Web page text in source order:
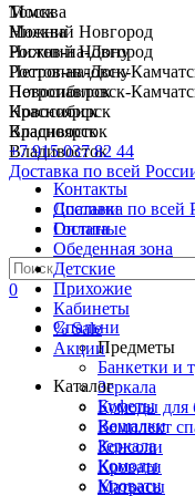
Москва
Нижний Новгород
Ростов-на-Дону
Петропавловск-
Новосибирск
Красноярск
Владивосток
+7 915 037 82 44
Доставка по всей
Спальни
Гостиные
Обеденная зона
Детские
Прихожие
Кабинеты
% Sale
Акции
Каталог
Буфеты
Вешалки
Зеркала
Комоды
Кровати
Томск
Москва
Нижний Новгород
Ростов-на-Дону
Петропавловск-
Новосибирск
Красноярск
Владивосток
Контакты
Доставка по всей
Оплата
0
Спальни
Предметы
Банкетки и
Зеркала
Комоды для
Комплект
Консоли
Кровати
Матрасы